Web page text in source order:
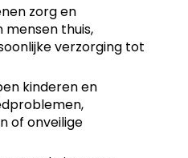
zorg en
mensen thuis,
verzorging tot
kinderen en
of onveilige